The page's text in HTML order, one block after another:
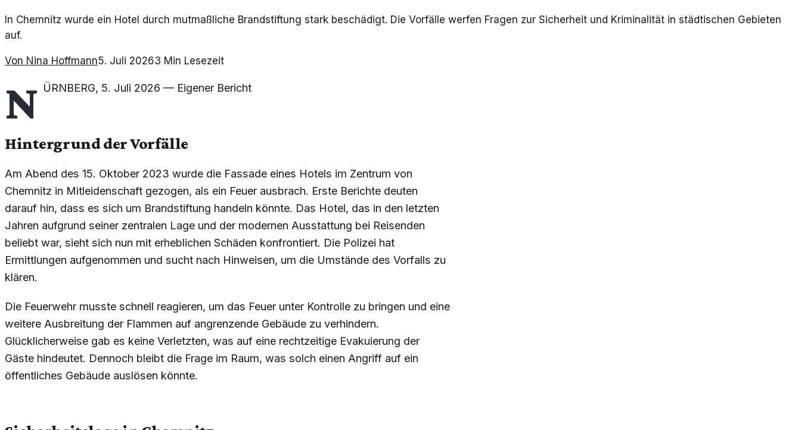
In Chemnitz wurde ein Hotel durch mutmaßliche Brandstiftung stark beschädigt. Die Vorfälle werfen Fragen zur Sicherheit und Kriminalität in städtischen Gebieten
auf.
Von Nina Hoffmann5. Juli 20263 Min Lesezeit
N ÜRNBERG, 5. Juli 2026 — Eigener Bericht
Hintergrund der Vorfälle
Am Abend des 15. Oktober 2023 wurde die Fassade eines Hotels im Zentrum von
Chemnitz in Mitleidenschaft gezogen, als ein Feuer ausbrach. Erste Berichte deuten
darauf hin, dass es sich um Brandstiftung handeln könnte. Das Hotel, das in den letzten
Jahren aufgrund seiner zentralen Lage und der modernen Ausstattung bei Reisenden
beliebt war, sieht sich nun mit erheblichen Schäden konfrontiert. Die Polizei hat
Ermittlungen aufgenommen und sucht nach Hinweisen, um die Umstände des Vorfalls zu
klären.
Die Feuerwehr musste schnell reagieren, um das Feuer unter Kontrolle zu bringen und eine
weitere Ausbreitung der Flammen auf angrenzende Gebäude zu verhindern.
Glücklicherweise gab es keine Verletzten, was auf eine rechtzeitige Evakuierung der
Gäste hindeutet. Dennoch bleibt die Frage im Raum, was solch einen Angriff auf ein
öffentliches Gebäude auslösen könnte.